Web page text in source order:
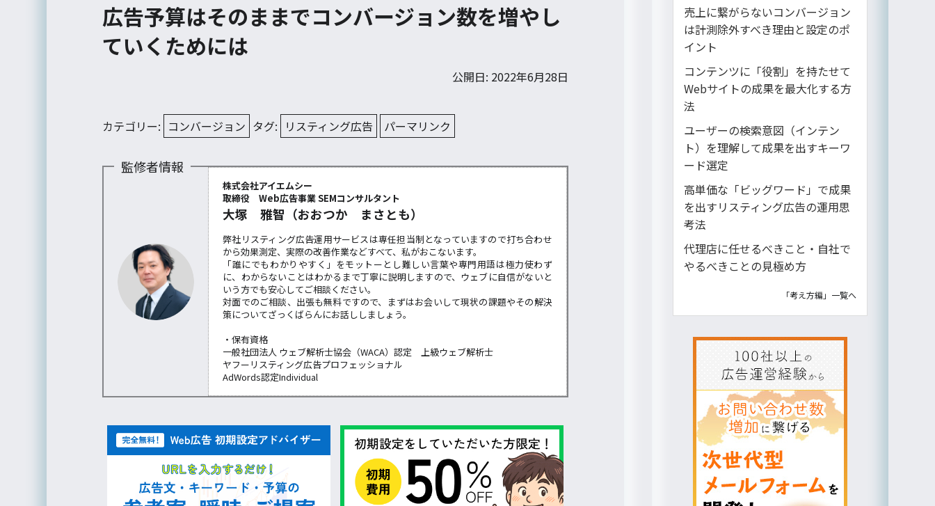
広告予算はそのままでコンバージョン数を増やし
ていくためには
公開日: 2022年6月28日
カテゴリー: コンバージョン タグ: リスティング広告 パーマリンク
監修者情報
株式会社アイエムシー
取締役 Web広告事業 SEMコンサルタント
大塚 雅智（おおつか まさとも）
弊社リスティング広告運用サービスは専任担当制となっていますので打ち合わせ
から効果測定、実際の改善作業などすべて、私がおこないます。
「誰にでもわかりやすく」をモットーとし難しい言葉や専門用語は極力使わず
に、わからないことはわかるまで丁寧に説明しますので、ウェブに自信がないと
いう方でも安心してご相談ください。
対面でのご相談、出張も無料ですので、まずはお会いして現状の課題やその解決
策についてざっくばらんにお話ししましょう。
・保有資格
一般社団法人 ウェブ解析士協会（WACA）認定 上級ウェブ解析士
ヤフーリスティング広告プロフェッショナル
AdWords認定Individual
売上に繋がらないコンバージョン
は計測除外すべき理由と設定のポ
イント
コンテンツに「役割」を持たせて
Webサイトの成果を最大化する方
法
ユーザーの検索意図（インテン
ト）を理解して成果を出すキーワ
ード選定
高単価な「ビッグワード」で成果
を出すリスティング広告の運用思
考法
代理店に任せるべきこと・自社で
やるべきことの見極め方
「考え方編」一覧へ